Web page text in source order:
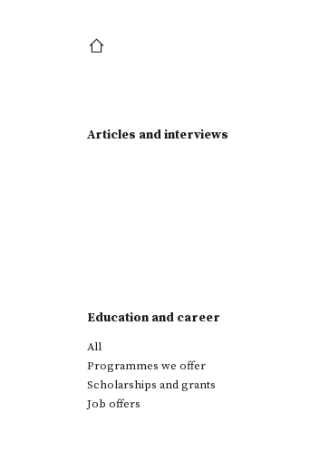
Articles and interviews
Education and career
All
Programmes we offer
Scholarships and grants
Job offers